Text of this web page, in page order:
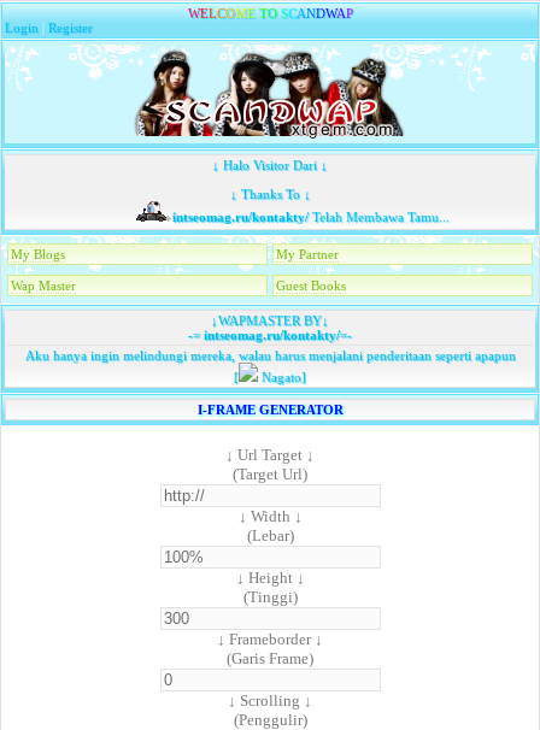
WELCOME TO SCANDWAP
Login |Register
↓ Halo Visitor Dari ↓
↓ Thanks To ↓
intseomag.ru/kontakty/Telah Membawa Tamu...
My Blogs My Partner
Wap Master Guest Books
↓WAPMASTER BY↓
-=intseomag.ru/kontakty/=-
Aku hanya ingin melindungi mereka, walau harus menjalani penderitaan seperti apapun
[
Nagato]
I-FRAME GENERATOR
↓ Url Target ↓
(Target Url)
↓ Width ↓
(Lebar)
↓ Height ↓
(Tinggi)
↓ Frameborder ↓
(Garis Frame)
↓ Scrolling ↓
(Penggulir)